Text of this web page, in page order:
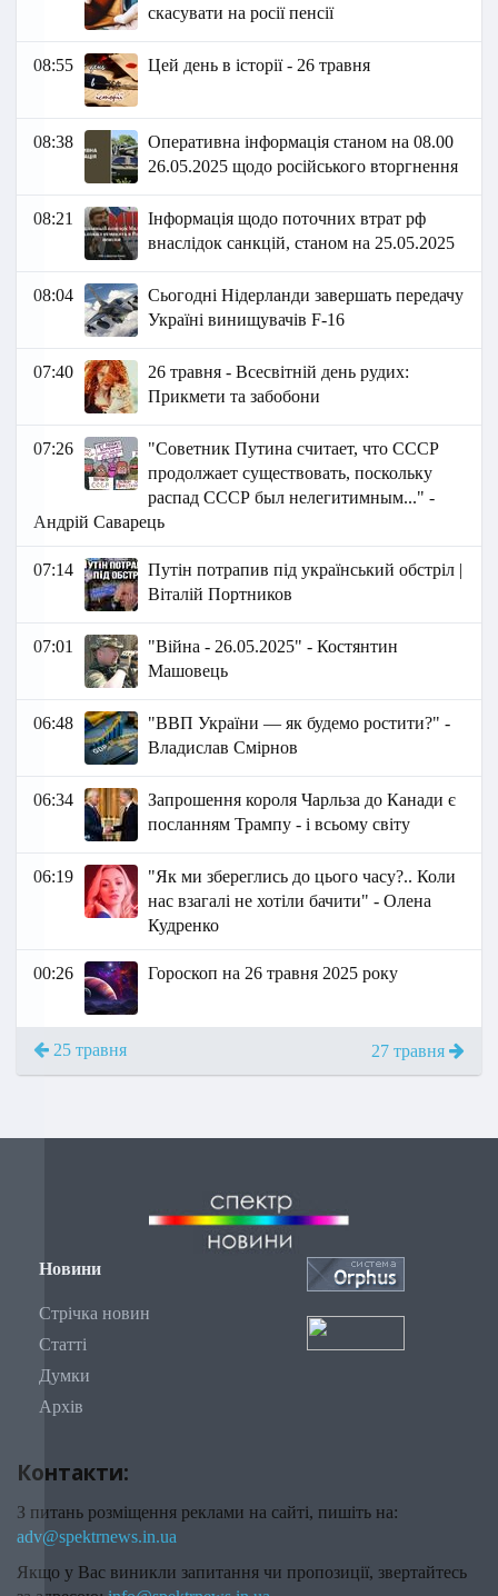
скасувати на росії пенсії
08:55 Цей день в історії - 26 травня
08:38
Оперативна інформація станом на 08.00
26.05.2025 щодо російського вторгнення
08:21
Інформація щодо поточних втрат рф
внаслідок санкцій, станом на 25.05.2025
08:04
Сьогодні Нідерланди завершать передачу
Україні винищувачів F-16
07:40
26 травня - Всесвітній день рудих:
Прикмети та забобони
07:26
"Советник Путина считает, что СССР
продолжает существовать, поскольку
распад СССР был нелегитимным..." -
Андрій Саварець
07:14
Путін потрапив під український обстріл |
Віталій Портников
07:01
"Війна - 26.05.2025" - Костянтин
Машовець
06:48
"ВВП України — як будемо ростити?" -
Владислав Смірнов
06:34
Запрошення короля Чарльза до Канади є
посланням Трампу - і всьому світу
06:19
"Як ми збереглись до цього часу?.. Коли
нас взагалі не хотіли бачити" - Олена
Кудренко
00:26 Гороскоп на 26 травня 2025 року
25 травня 27 травня
Новини
Стрічка новин
Статті
Думки
Архів
Контакти:
З питань розміщення реклами на сайті, пишіть на:
adv@spektrnews.in.ua
Якщо у Вас виникли запитання чи пропозиції, звертайтесь